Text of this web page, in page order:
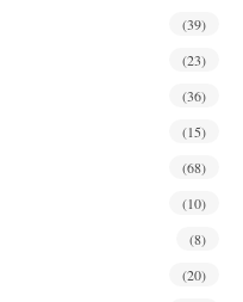
(39)
(23)
(36)
(15)
(68)
(10)
(8)
(20)